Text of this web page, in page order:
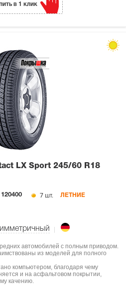
в 1 клик
LX Sport 245/60 R18
120400 7 шт. ЛЕТНИЕ
автомобилей с полным приводом.
из моделей для полного
компьютером, благодаря чему
и на асфальтовом покрытии,
качению.